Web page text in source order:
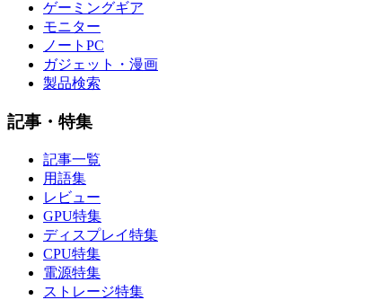
ゲーミングギア
モニター
ノートPC
ガジェット・漫画
製品検索
記事・特集
記事一覧
用語集
レビュー
GPU特集
ディスプレイ特集
CPU特集
電源特集
ストレージ特集